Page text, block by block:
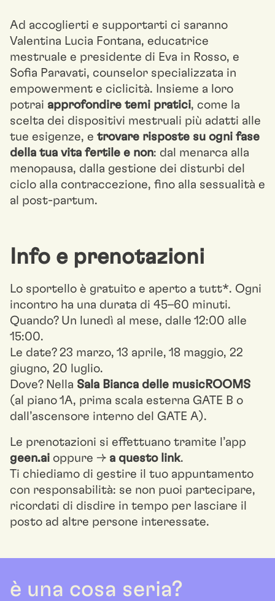
Ad accoglierti e supportarti ci saranno
Valentina Lucia Fontana, educatrice
mestruale e presidente di Eva in Rosso, e
Sofia Paravati, counselor specializzata in
empowerment e ciclicità. Insieme a loro
potrai approfondire temi pratici, come la
scelta dei dispositivi mestruali più adatti alle
tue esigenze, e trovare risposte su ogni fase
della tua vita fertile e non: dal menarca alla
menopausa, dalla gestione dei disturbi del
ciclo alla contraccezione, fino alla sessualità e
al post-partum.
Info e prenotazioni
Lo sportello è gratuito e aperto a tutt*. Ogni
incontro ha una durata di 45–60 minuti.
Quando? Un lunedì al mese, dalle 12:00 alle
15:00.
Le date? 23 marzo, 13 aprile, 18 maggio, 22
giugno, 20 luglio.
Dove? Nella Sala Bianca delle musicROOMS
(al piano 1A, prima scala esterna GATE B o
dall’ascensore interno del GATE A).
Le prenotazioni si effettuano tramite l’app
geen.ai oppure → a questo link.
Ti chiediamo di gestire il tuo appuntamento
con responsabilità: se non puoi partecipare,
ricordati di disdire in tempo per lasciare il
posto ad altre persone interessate.
è una cosa seria?